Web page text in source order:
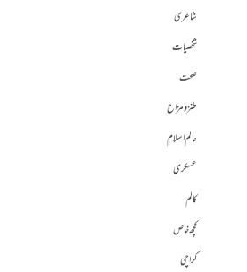
شاعری
شخصیات
صحت
طنز و مزاح
عالم اسلام
عسکری
کالم
کچھ خاص
کراچی